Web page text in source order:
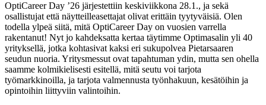
OptiCareer Day ’26 järjestettiin keskiviikkona 28.1., ja sekä
osallistujat että näytteilleasettajat olivat erittäin tyytyväisiä. Olen
todella ylpeä siitä, mitä OptiCareer Day on vuosien varrella
rakentanut! Nyt jo kahdeksatta kertaa täytimme Optimasalin yli 40
yrityksellä, jotka kohtasivat kaksi eri sukupolvea Pietarsaaren
seudun nuoria. Yritysmessut ovat tapahtuman ydin, mutta sen ohella
saamme kolmikielisesti esitellä, mitä seutu voi tarjota
työmarkkinoilla, ja tarjota valmennusta työnhakuun, kesätöihin ja
opintoihin liittyviin valintoihin.